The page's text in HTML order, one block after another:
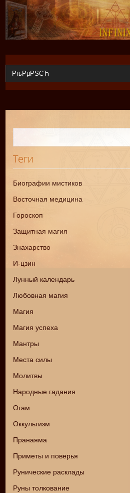
Теги
Биографии мистиков
Восточная медицина
Гороскоп
Защитная магия
Знахарство
И-цзин
Лунный календарь
Любовная магия
Магия
Магия успеха
Мантры
Места силы
Молитвы
Народные гадания
Огам
Оккультизм
Пранаяма
Приметы и поверья
Рунические расклады
Руны толкование